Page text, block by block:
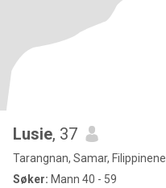
Lusie, 37
Tarangnan, Samar, Filippinene
Søker: Mann 40 - 59